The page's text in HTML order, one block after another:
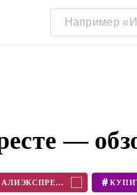
—
КОВЕР АЛИЭКСПРЕСС #